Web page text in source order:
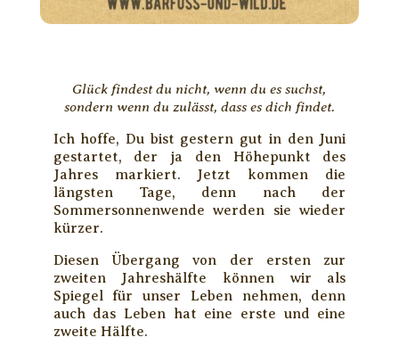
Glück findest du nicht, wenn du es suchst,
sondern wenn du zulässt, dass es dich findet.
Ich hoffe, Du bist gestern gut in den Juni
gestartet, der ja den Höhepunkt des
Jahres markiert. Jetzt kommen die
längsten Tage, denn nach der
Sommersonnenwende werden sie wieder
kürzer.
Diesen Übergang von der ersten zur
zweiten Jahreshälfte können wir als
Spiegel für unser Leben nehmen, denn
auch das Leben hat eine erste und eine
zweite Hälfte.